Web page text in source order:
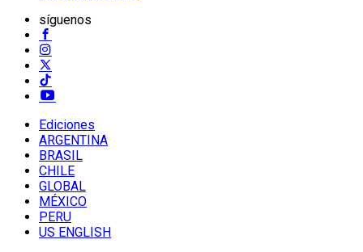
síguenos
Ediciones
ARGENTINA
BRASIL
CHILE
GLOBAL
MÉXICO
PERU
US ENGLISH